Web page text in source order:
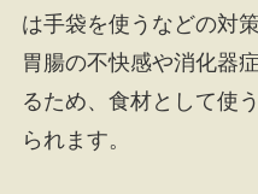
は手袋を使うなどの対
胃腸の不快感や消化器
るため、食材として使
られます。